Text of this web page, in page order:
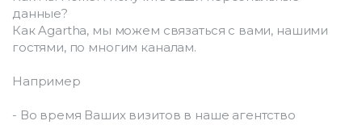
данные?
Как Agartha, мы можем связаться с вами, нашими
гостями, по многим каналам.
Например
- Во время Ваших визитов в наше агентство